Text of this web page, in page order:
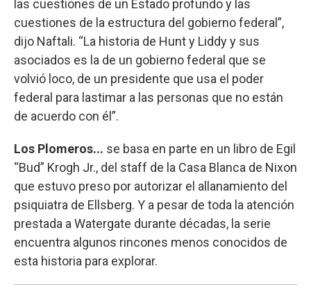
las cuestiones de un Estado profundo y las
cuestiones de la estructura del gobierno federal”,
dijo Naftali. “La historia de Hunt y Liddy y sus
asociados es la de un gobierno federal que se
volvió loco, de un presidente que usa el poder
federal para lastimar a las personas que no están
de acuerdo con él”.
Los Plomeros... se basa en parte en un libro de Egil
“Bud” Krogh Jr., del staff de la Casa Blanca de Nixon
que estuvo preso por autorizar el allanamiento del
psiquiatra de Ellsberg. Y a pesar de toda la atención
prestada a Watergate durante décadas, la serie
encuentra algunos rincones menos conocidos de
esta historia para explorar.